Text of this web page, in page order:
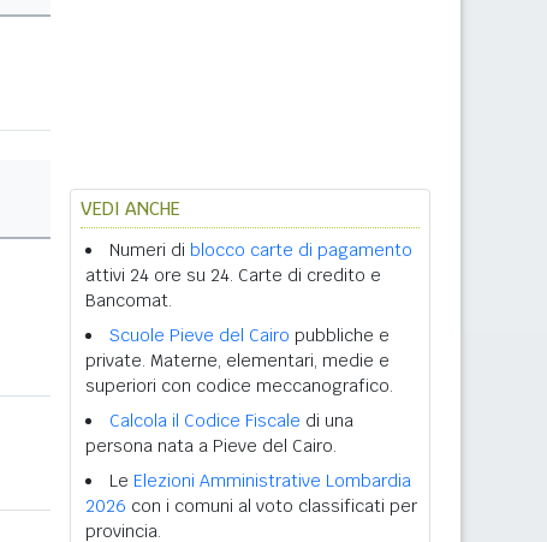
VEDI ANCHE
Numeri di blocco carte di pagamento
attivi 24 ore su 24. Carte di credito e
Bancomat.
Scuole Pieve del Cairo pubbliche e
private. Materne, elementari, medie e
superiori con codice meccanografico.
Calcola il Codice Fiscale di una
persona nata a Pieve del Cairo.
Le Elezioni Amministrative Lombardia
2026 con i comuni al voto classificati per
provincia.